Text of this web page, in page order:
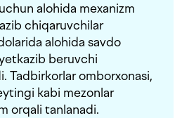
alohida mexanizm
chiqaruvchilar
alohida savdo
beruvchi
Tadbirkorlar omborxonasi,
kabi mezonlar
orqali tanlanadi.